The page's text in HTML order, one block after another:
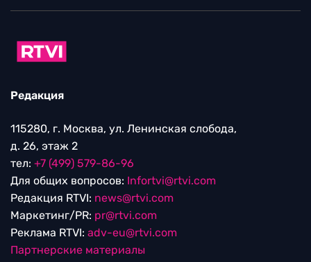
Редакция
115280, г. Москва, ул. Ленинская слобода,
д. 26, этаж 2
тел: +7 (499) 579-86-96
Для общих вопросов: Infortvi@rtvi.com
Редакция RTVI: news@rtvi.com
Маркетинг/PR: pr@rtvi.com
Реклама RTVI: adv-eu@rtvi.com
Партнерские материалы